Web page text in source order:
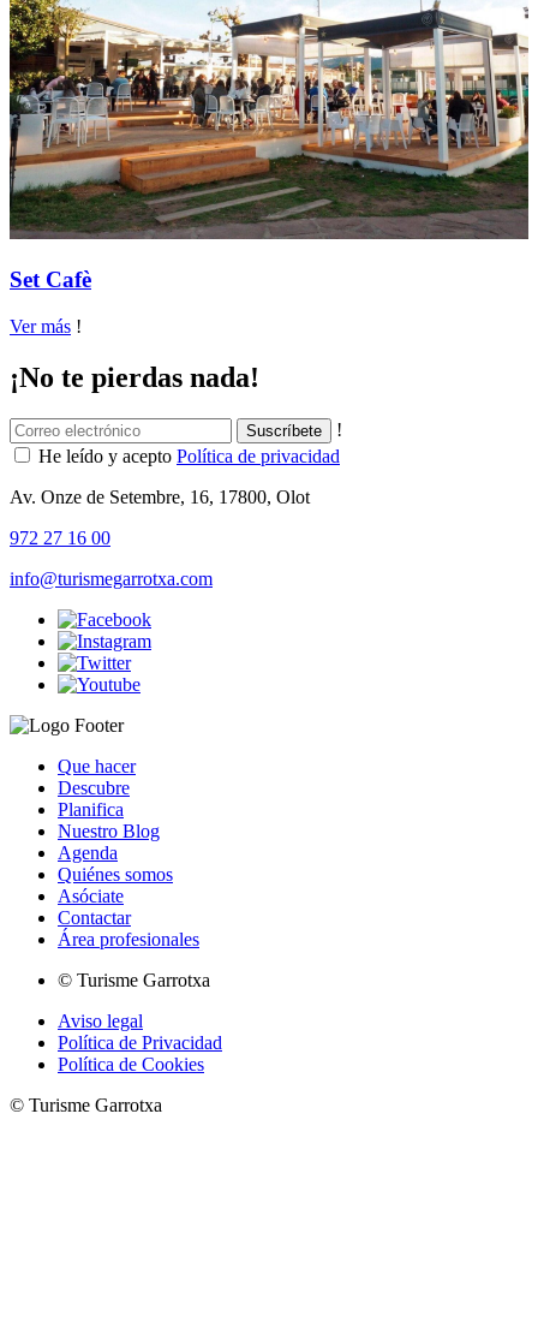
Set Cafè
Ver más !
¡No te pierdas nada!
!
He leído y acepto Política de privacidad
Av. Onze de Setembre, 16, 17800, Olot
972 27 16 00
info@turismegarrotxa.com
Que hacer
Descubre
Planifica
Nuestro Blog
Agenda
Quiénes somos
Asóciate
Contactar
Área profesionales
© Turisme Garrotxa
Aviso legal
Política de Privacidad
Política de Cookies
© Turisme Garrotxa